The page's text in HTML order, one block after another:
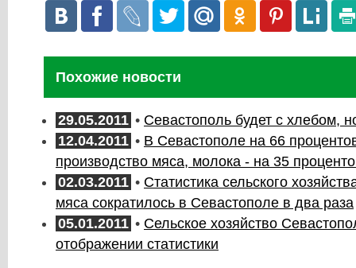
Похожие новости
29.05.2011 • Севастополь будет с хлебом,
12.04.2011 • В Севастополе на 66
производство мяса, молока - на 35
02.03.2011 • Статистика сельского
мяса сократилось в Севастополе в два раза
05.01.2011 • Сельское хозяйство
отображении статистики